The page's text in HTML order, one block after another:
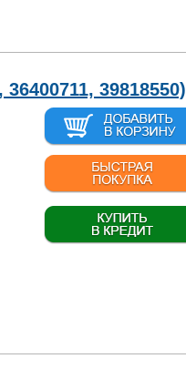
39818550)